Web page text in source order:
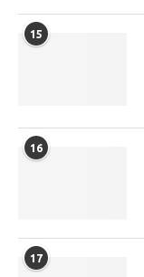
15
16
17